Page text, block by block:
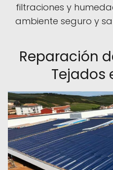
filtraciones y
ambiente seguro y
Reparación
Tejados